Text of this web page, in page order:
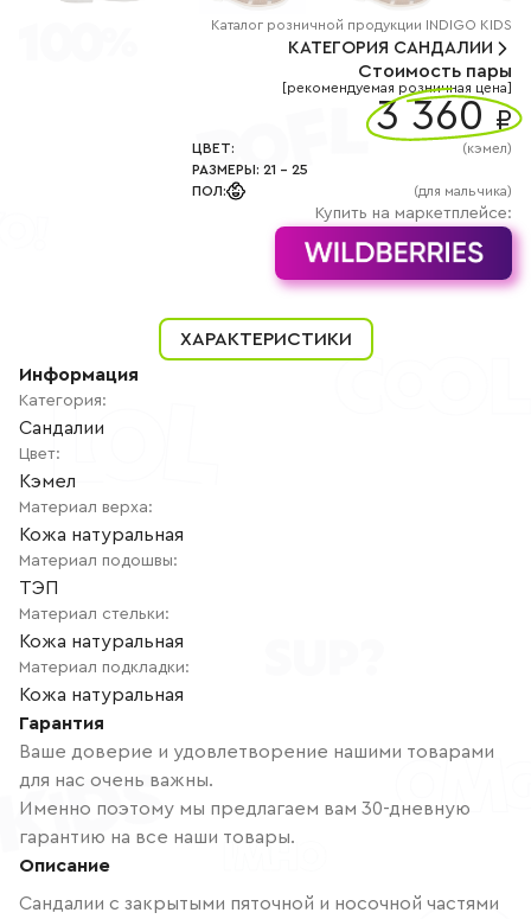
+7
АВТОРИЗАЦИЯ
РЕГИСТРАЦИЯ
Каталог розничной продукции INDIGO KIDS
КАТЕГОРИЯ САНДАЛИИ
Стоимость пары
[рекомендуемая розничная цена]
3 360 ₽
ЦВЕТ: (кэмел)
РАЗМЕРЫ: 21 - 25
ПОЛ: (для мальчика)
Купить на маркетплейсе:
ХАРАКТЕРИСТИКИ
Информация
Категория:
Сандалии
Цвет:
Кэмел
Материал верха:
Кожа натуральная
Материал подошвы:
ТЭП
Материал стельки:
Кожа натуральная
Материал подкладки:
Кожа натуральная
Гарантия
Ваше доверие и удовлетворение нашими товарами
для нас очень важны.
Именно поэтому мы предлагаем вам 30-дневную
гарантию на все наши товары.
Описание
Сандалии с закрытыми пяточной и носочной частями